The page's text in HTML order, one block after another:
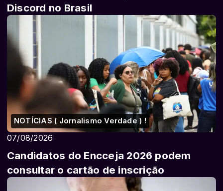
Discord no Brasil
NOTÍCIAS ( Jornalismo Verdade ) !
07/08/2026
Candidatos do Encceja 2026 podem
consultar o cartão de inscrição